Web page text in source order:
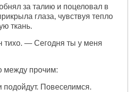
за талию и поцеловал в
глаза, чувствуя тепло
ткань.
— Сегодня ты у меня
между прочим:
Повеселимся.